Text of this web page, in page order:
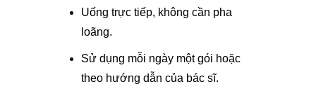
Uống trực tiếp, không cần pha
loãng.
Sử dụng mỗi ngày một gói hoặc
theo hướng dẫn của bác sĩ.